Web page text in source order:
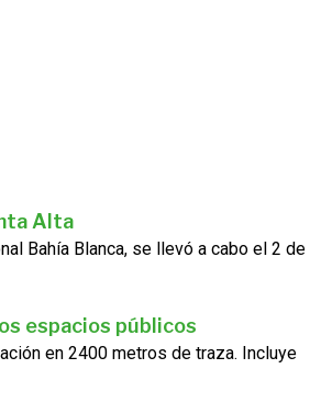
Alta
Bahía Blanca, se llevó a cabo el 2 de
espacios públicos
en 2400 metros de traza. Incluye